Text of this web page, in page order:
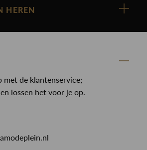
HEREN
met de klantenservice;
lossen het voor je op.